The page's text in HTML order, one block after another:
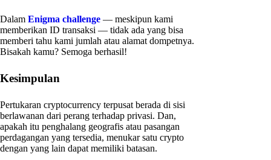
Dalam Enigma challenge — meskipun kami
memberikan ID transaksi — tidak ada yang bisa
memberi tahu kami jumlah atau alamat dompetnya.
Bisakah kamu? Semoga berhasil!
Kesimpulan
Pertukaran cryptocurrency terpusat berada di sisi
berlawanan dari perang terhadap privasi. Dan,
apakah itu penghalang geografis atau pasangan
perdagangan yang tersedia, menukar satu crypto
dengan yang lain dapat memiliki batasan.